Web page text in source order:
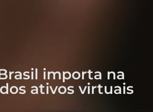
importa na
ativos virtuais